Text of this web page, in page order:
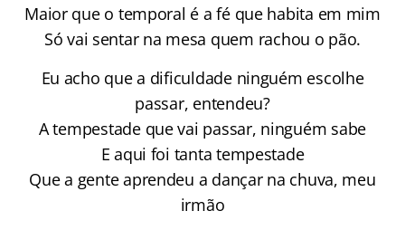
Maior que o temporal é a fé que habita em mim
Só vai sentar na mesa quem rachou o pão.
Eu acho que a dificuldade ninguém escolhe
passar, entendeu?
A tempestade que vai passar, ninguém sabe
E aqui foi tanta tempestade
Que a gente aprendeu a dançar na chuva, meu
irmão